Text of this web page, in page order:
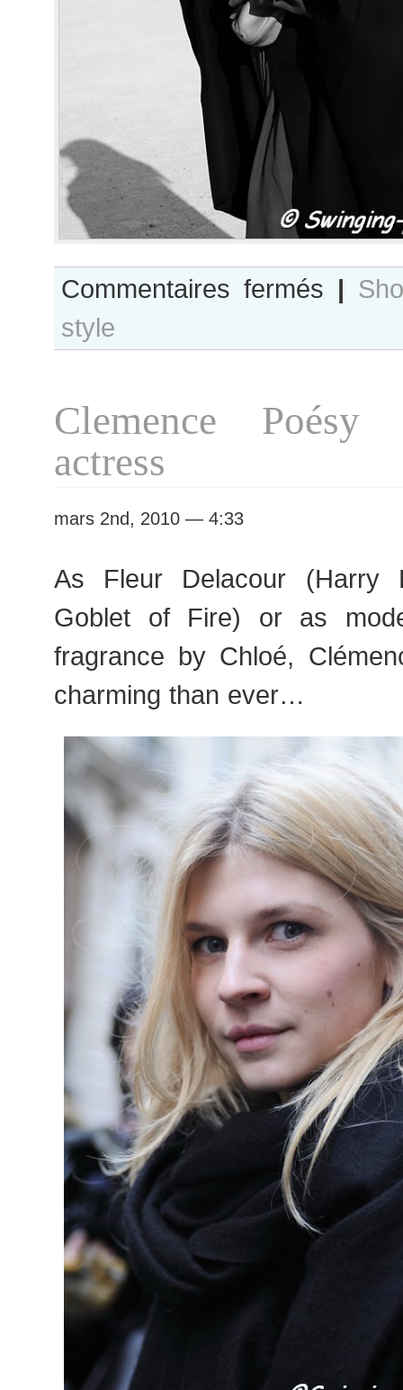
Commentaires fermés Clémence
|
style
Clemence
actress
mars 2nd, 2010 — 4:33
As Fleur Delacour (Harry
Goblet of Fire) or as
fragrance by Chloé,
charming than ever…